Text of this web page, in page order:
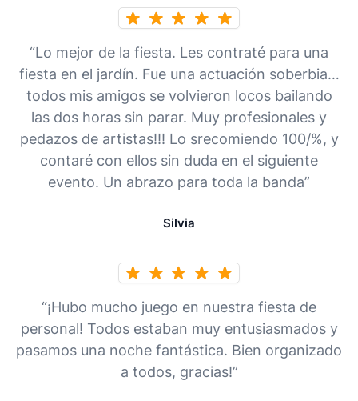
“Lo mejor de la fiesta. Les contraté para una
fiesta en el jardín. Fue una actuación soberbia…
todos mis amigos se volvieron locos bailando
las dos horas sin parar. Muy profesionales y
pedazos de artistas!!! Lo srecomiendo 100/%, y
contaré con ellos sin duda en el siguiente
evento. Un abrazo para toda la banda”
Silvia
“¡Hubo mucho juego en nuestra fiesta de
personal! Todos estaban muy entusiasmados y
pasamos una noche fantástica. Bien organizado
a todos, gracias!”